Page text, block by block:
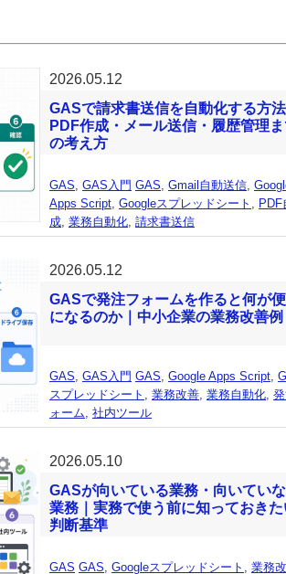
2026.05.12
GASで請求書送信を自動化する方法
PDF作成・メール送信・履歴管理
の考え方
GAS, GAS入門 GAS, Gmail自動送信,
Apps Script, Googleスプレッドシート , PDF
成, 業務自動化, 請求書送信
2026.05.12
GASで発注フォームを作ると何が便
になるのか｜中小企業の業務改善例
GAS, GAS入門 GAS, Google Apps Script,
スプレッドシート , 業務改善, 業務自動化,
ォーム, 社内ツール
2026.05.10
GASが向いている業務・向いてい
業務｜実務で使う前に知っておきた
判断基準
GAS GAS, Googleスプレッドシート , 業務